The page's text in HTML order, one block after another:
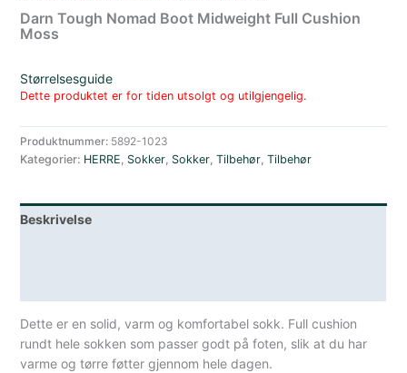
Darn Tough Nomad Boot Midweight Full Cushion
Moss
Størrelsesguide
Dette produktet er for tiden utsolgt og utilgjengelig.
Produktnummer: 5892-1023
Kategorier: HERRE, Sokker, Sokker,Tilbehør,Tilbehør
Beskrivelse
Dette er en solid, varm og komfortabel sokk. Full cushion
rundt hele sokken som passer godt på foten, slik at du har
varme og tørre føtter gjennom hele dagen.